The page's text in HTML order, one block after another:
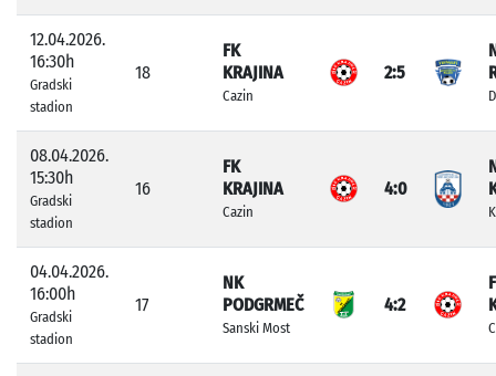
12.04.2026.
16:30h
Gradski
stadion
18
FK
KRAJINA
Cazin
2:5
08.04.2026.
15:30h
Gradski
stadion
16
FK
KRAJINA
Cazin
4:0
04.04.2026.
16:00h
Gradski
stadion
17
NK
PODGRMEČ
Sanski Most
4:2